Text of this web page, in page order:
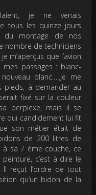
je ne venais
tous les quinze jours
du montage de nos
nombre de techniciens
m’aperçus que l’avion
passages : blanc-
blanc…..Je me
pieds, à demander au
fixé sur la couleur
perplexe, mais il se
qui candidement lui fit
son métier était de
de 200 litres de
à sa 7 ème couche, ce
c’est à dire le
Il reçut l’ordre de tout
qu’un bidon de la